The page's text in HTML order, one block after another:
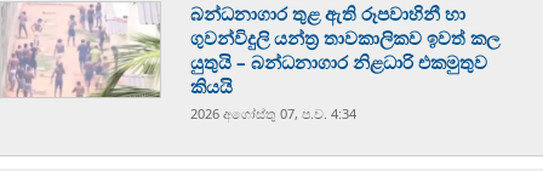
බන්ධනාගාර තුළ ඇති රූපවාහිනී හා
ගුවන්විදුලි යන්ත්‍ර තාවකාලිකව ඉවත් කල
යුතුයි – බන්ධනාගාර නිළධාරි එකමුතුව
කියයි
2026 අගෝස්‍තු 07, ප.ව. 4:34